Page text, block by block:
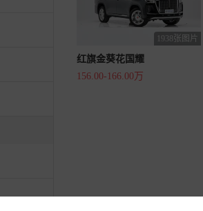
1938张图片
红旗金葵花国耀
156.00-166.00万